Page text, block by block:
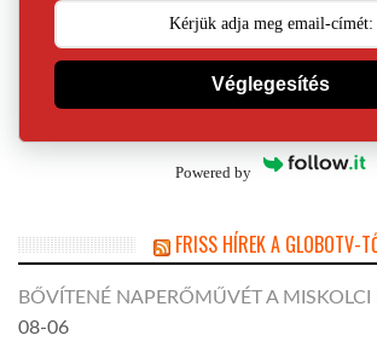
Véglegesítés
Powered by
FRISS HÍREK A GLOBOTV-
BŐVÍTENÉ NAPERŐMŰVÉT A MISKOLCI
08-06